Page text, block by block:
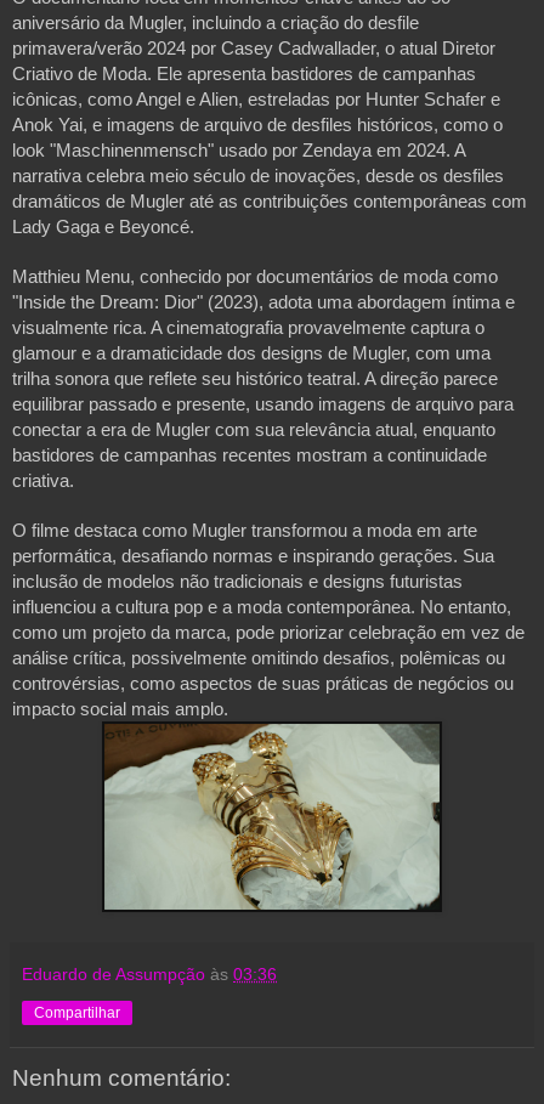
aniversário da Mugler, incluindo a criação do desfile
primavera/verão 2024 por Casey Cadwallader, o atual Diretor
Criativo de Moda. Ele apresenta bastidores de campanhas
icônicas, como Angel e Alien, estreladas por Hunter Schafer e
Anok Yai, e imagens de arquivo de desfiles históricos, como o
look "Maschinenmensch" usado por Zendaya em 2024. A
narrativa celebra meio século de inovações, desde os desfiles
dramáticos de Mugler até as contribuições contemporâneas com
Lady Gaga e Beyoncé.
Matthieu Menu, conhecido por documentários de moda como
"Inside the Dream: Dior" (2023), adota uma abordagem íntima e
visualmente rica. A cinematografia provavelmente captura o
glamour e a dramaticidade dos designs de Mugler, com uma
trilha sonora que reflete seu histórico teatral. A direção parece
equilibrar passado e presente, usando imagens de arquivo para
conectar a era de Mugler com sua relevância atual, enquanto
bastidores de campanhas recentes mostram a continuidade
criativa.
O filme destaca como Mugler transformou a moda em arte
performática, desafiando normas e inspirando gerações. Sua
inclusão de modelos não tradicionais e designs futuristas
influenciou a cultura pop e a moda contemporânea. No entanto,
como um projeto da marca, pode priorizar celebração em vez de
análise crítica, possivelmente omitindo desafios, polêmicas ou
controvérsias, como aspectos de suas práticas de negócios ou
impacto social mais amplo.
Eduardo de Assumpção às 03:36
Compartilhar
Nenhum comentário: